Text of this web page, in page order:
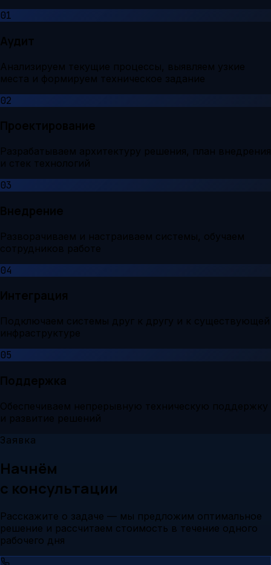
01
Аудит
Анализируем текущие процессы, выявляем узкие
места и формируем техническое задание
02
Проектирование
Разрабатываем архитектуру решения, план внедрения
и стек технологий
03
Внедрение
Разворачиваем и настраиваем системы, обучаем
сотрудников работе
04
Интеграция
Подключаем системы друг к другу и к существующей
инфраструктуре
05
Поддержка
Обеспечиваем непрерывную техническую поддержку
и развитие решений
Заявка
Начнём
с консультации
Расскажите о задаче — мы предложим оптимальное
решение и рассчитаем стоимость в течение одного
рабочего дня